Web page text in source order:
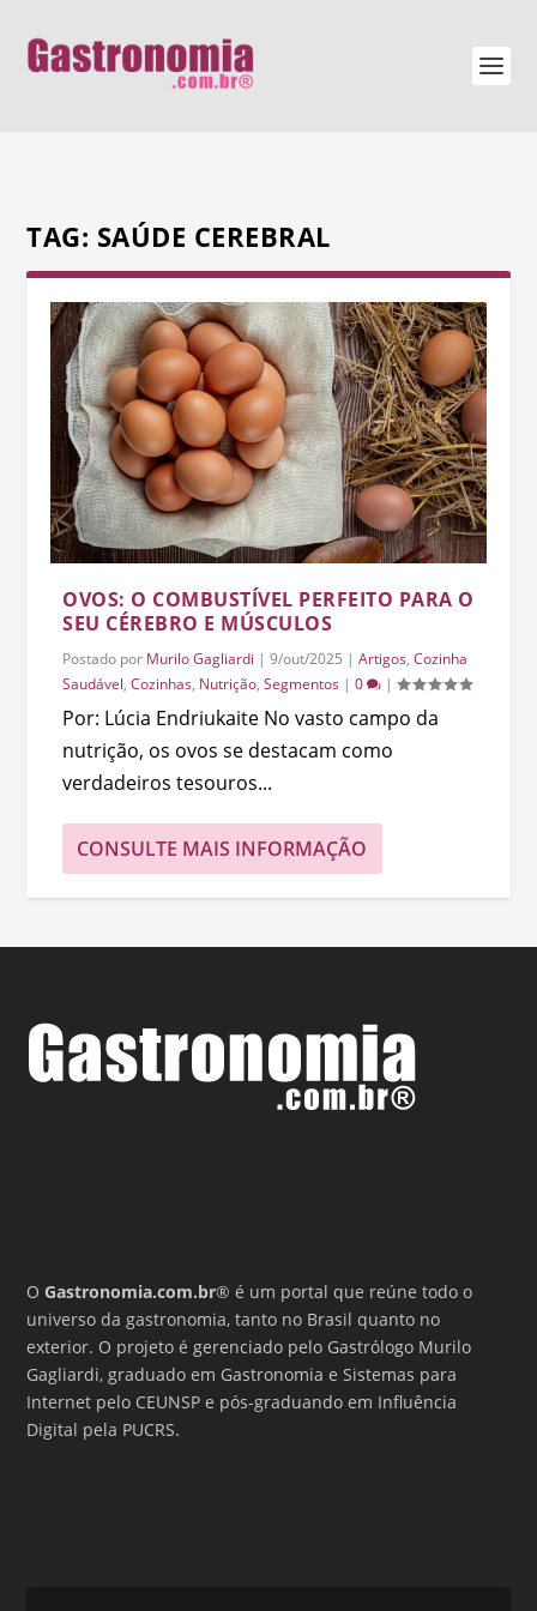
TAG: SAÚDE CEREBRAL
OVOS: O COMBUSTÍVEL PERFEITO PARA O
SEU CÉREBRO E MÚSCULOS
Postado por Murilo Gagliardi |9/out/2025 |Artigos,Cozinha
Saudável,Cozinhas, Nutrição,Segmentos |0 |
Por: Lúcia Endriukaite No vasto campo da
nutrição, os ovos se destacam como
verdadeiros tesouros...
CONSULTE MAIS INFORMAÇÃO
OGastronomia.com.br® é um portal que reúne todo o
universo da gastronomia, tanto no Brasil quanto no
exterior. O projeto é gerenciado pelo Gastrólogo Murilo
Gagliardi, graduado em Gastronomia e Sistemas para
Internet pelo CEUNSP e pós-graduando em Influência
Digital pela PUCRS.